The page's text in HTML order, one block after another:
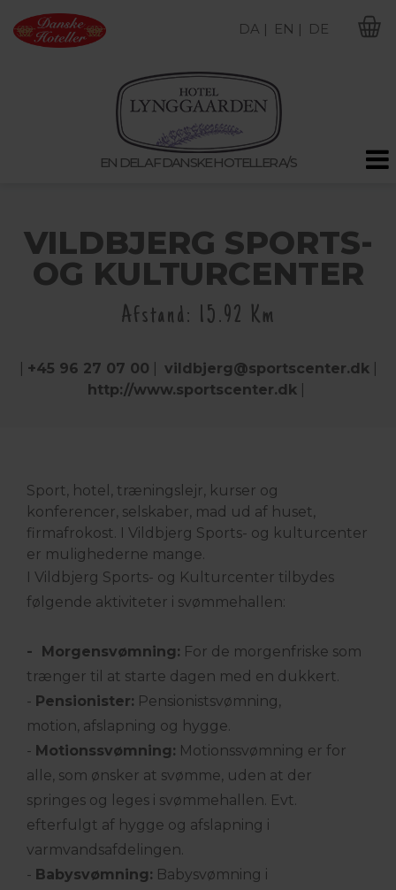
EN DEL AF DANSKE HOTELLER A/S
DA | EN | DE
VILDBJERG SPORTS-
OG KULTURCENTER
Afstand: 15.92 Km
+45 96 27 07 00 vildbjerg@sportscenter.dk|
http://www.sportscenter.dk
Sport, hotel, træningslejr, kurser og
konferencer, selskaber, mad ud af huset,
firmafrokost. I Vildbjerg Sports- og kulturcenter
er mulighederne mange.
I Vildbjerg Sports- og Kulturcenter tilbydes
følgende aktiviteter i svømmehallen:
- Morgensvømning: For de morgenfriske som
trænger til at starte dagen med en dukkert.
- Pensionister: Pensionistsvømning,
motion, afslapning og hygge.
- Motionssvømning: Motionssvømning er for
alle, som ønsker at svømme, uden at der
springes og leges i svømmehallen. Evt.
efterfulgt af hygge og afslapning i
varmvandsafdelingen.
- Babysvømning: Babysvømning i